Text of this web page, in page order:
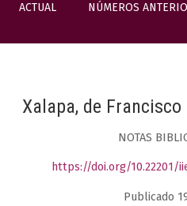
ACTUAL NÚMEROS
Xalapa, de
NOTAS
https://doi.org/10.22201/
Publicado